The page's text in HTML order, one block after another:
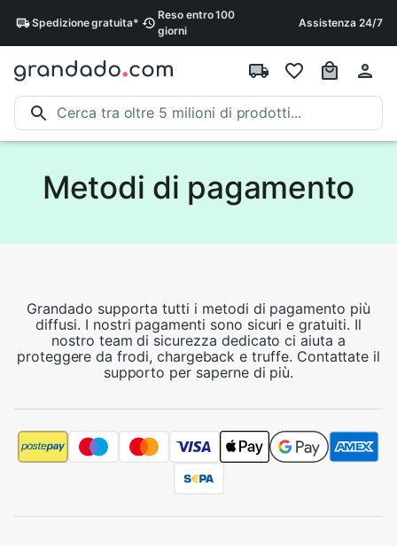
Spedizionegratuita*
Reso entro100
giorni
Assistenza 24/7
Metodi di pagamento
Grandado supporta tutti i metodi di pagamento più
diffusi. I nostri pagamenti sono sicuri e gratuiti. Il
nostro team di sicurezza dedicato ci aiuta a
proteggere da frodi, chargeback e truffe. Contattate il
supporto per saperne di più.